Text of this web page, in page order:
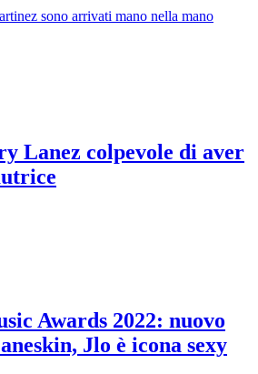
sono arrivati mano nella mano
Lanez colpevole di aver
Awards 2022: nuovo
Jlo è icona sexy